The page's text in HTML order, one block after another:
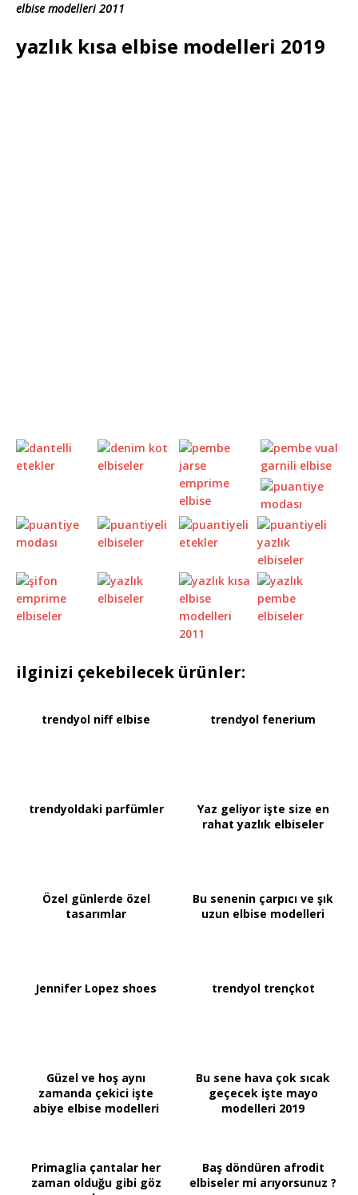
elbise modelleri 2011
yazlık kısa elbise modelleri 2019
ilginizi çekebilecek ürünler:
trendyol niff elbise trendyol fenerium
trendyoldaki parfümler
Yaz geliyor işte size en
rahat yazlık elbiseler
Özel günlerde özel
tasarımlar
Bu senenin çarpıcı ve şık
uzun elbise modelleri
Jennifer Lopez shoes trendyol trençkot
Güzel ve hoş aynı
zamanda çekici işte
abiye elbise modelleri
Bu sene hava çok sıcak
geçecek işte mayo
modelleri 2019
Primaglia çantalar her
zaman olduğu gibi göz
Baş döndüren afrodit
elbiseler mi arıyorsunuz ?